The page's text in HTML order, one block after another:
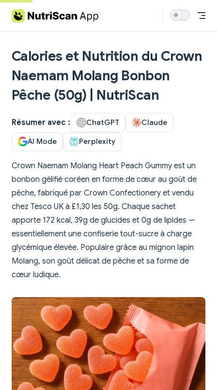
Skip to content
Calories et Nutrition du Crown
Naemam Molang Bonbon
Pêche (50g) | NutriScan
Résumer avec : ChatGPT Claude
AI Mode Perplexity
Crown Naemam Molang Heart Peach Gummy est un
bonbon gélifié coréen en forme de cœur au goût de
pêche, fabriqué par Crown Confectionery et vendu
chez Tesco UK à £1,30 les 50g. Chaque sachet
apporte 172 kcal, 39g de glucides et 0g de lipides —
essentiellement une confiserie tout-sucre à charge
glycémique élevée. Populaire grâce au mignon lapin
Molang, son goût délicat de pêche et sa forme de
cœur ludique.